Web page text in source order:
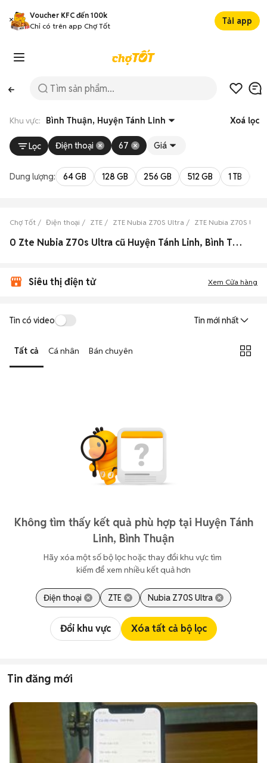
Voucher KFC đến 100k
Chỉ có trên app Chợ Tốt
Tải app
Khu vực: Bình Thuận, Huyện Tánh Linh Xoá lọc
Lọc Điện thoại 67 Giá
Dung lượng: 64 GB 128 GB 256 GB 512 GB 1 TB
Chợ Tốt Điện thoại ZTE ZTE Nubia Z70S Ultra ZTE Nubia Z70S
0 Zte Nubia Z70s Ultra cũ Huyện Tánh Linh, Bình Thuận đẹp
Siêu thị điện tử Xem Cửa hàng
Tin có video Tin mới nhất
Tất cả Cá nhân Bán chuyên
Không tìm thấy kết quả phù hợp tại Huyện Tánh
Linh, Bình Thuận
Hãy xóa một số bộ lọc hoặc thay đổi khu vực tìm
kiếm để xem nhiều kết quả hơn
Điện thoại ZTE Nubia Z70S Ultra
Đổi khu vực Xóa tất cả bộ lọc
Tin đăng mới